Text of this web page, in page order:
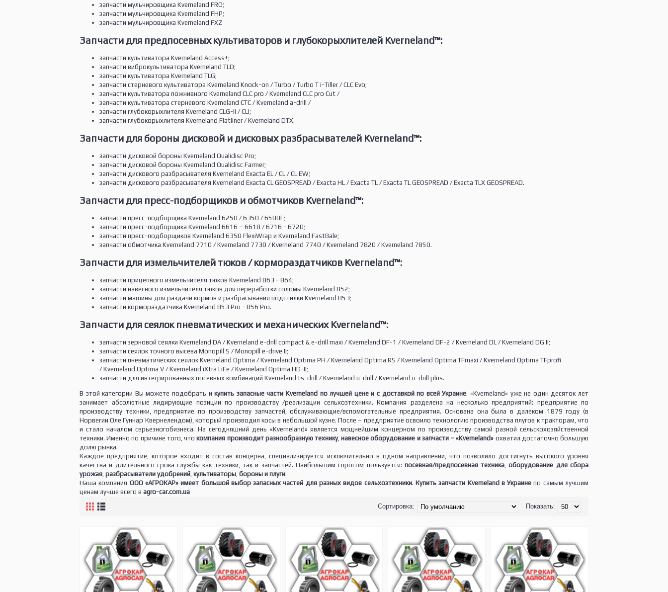
запчасти мульчировщика Kverneland FRO;
запчасти мульчировщика Kverneland FHP;
запчасти мульчировщика Kverneland FXZ
Запчасти для предпосевных культиваторов и глубокорыхлителей Kverneland™:
запчасти культиватора Kverneland Access+;
запчасти виброкультиватора Kverneland TLD;
запчасти культиватора Kverneland TLG;
запчасти стерневого культиватора Kverneland Knock-on / Turbo / Turbo T i-Tiller / CLC Evo;
запчасти культиватора пожнивного Kverneland CLC pro / Kverneland CLC pro Cut /
запчасти культиватора стерневого Kverneland CTC / Kverneland a-drill /
запчасти глубокорыхлителя Kverneland CLG-II / CLI;
запчасти глубокорыхлителя Kverneland Flatliner / Kverneland DTX.
Запчасти для бороны дисковой и дисковых разбрасывателей Kverneland™:
запчасти дисковой бороны Kverneland Qualidisc Pro;
запчасти дисковой бороны Kverneland Qualidisc Farmer;
запчасти дискового разбрасывателя Kverneland Exacta EL / CL / CL EW;
запчасти дискового разбрасывателя Kverneland Exacta CL GEOSPREAD / Exacta HL / Exacta TL / Exacta TL GEOSPREAD / Exacta TLX GEOSPREAD.
Запчасти для пресс-подборщиков и обмотчиков Kverneland™:
запчасти пресс-подборщика Kverneland 6250 / 6350 / 6500F;
запчасти пресс-подборщика Kverneland 6616 – 6618 / 6716 - 6720;
запчасти пресс-подборщиков Kverneland 6350 FlexiWrap и Kverneland FastBale;
запчасти обмотчика Kverneland 7710 / Kverneland 7730 / Kverneland 7740 / Kverneland 7820 / Kverneland 7850.
Запчасти для измельчителей тюков / кормораздатчиков Kverneland™:
запчасти прицепного измельчителя тюков Kverneland 863 - 864;
запчасти навесного измельчителя тюков для переработки соломы Kverneland 852;
запчасти машины для раздачи кормов и разбрасывания подстилки Kverneland 853;
запчасти кормораздатчика Kverneland 853 Pro - 856 Pro.
Запчасти для сеялок пневматических и механических Kverneland™:
запчасти зерновой сеялки Kverneland DA / Kverneland e-drill compact & e-drill maxi / Kverneland DF-1 / Kverneland DF-2 / Kverneland DL / Kverneland DG II;
запчасти сеялок точного высева Monopill S / Monopill e-drive II;
запчасти пневматических сеялок Kverneland Optima / Kverneland Optima PH / Kverneland Optima RS / Kverneland Optima TFmaxi / Kverneland Optima TFprofi
/ Kverneland Optima V / Kverneland iXtra LiFe / Kverneland Optima HD-II;
запчасти для интегрированных посевных комбинаций Kverneland ts-drill / Kverneland u-drill / Kverneland u-drill plus.
В этой категории Вы можете подобрать икупить запасные части Kverneland по лучшей цене и с доставкой по всей Украине. «Kverneland» уже не один десяток лет
занимает абсолютные лидирующие позиции по производству /реализации сельхозтехники. Компания разделена на несколько предприятий: предприятие по
производству техники, предприятие по производству запчастей, обслуживающие/вспомогательные предприятия. Основана она была в далеком 1879 году (в
Норвегии Оле Гуннар Квернелендом), который производил косы в небольшой кузне. После – предприятие освоило технологию производства плугов к тракторам, что
и стало началом серьезногобизнеса. На сегодняшний день «Kverneland» является мощнейшим концерном по производству самой разной сельскохозяйственной
техники. Именно по причине того, чтокомпания производит разнообразную технику,навесное оборудование и запчасти – «Kverneland» охватил достаточно большую
долю рынка.
Каждое предприятие, которое входит в состав концерна, специализируется исключительно в одном направлении, что позволило достигнуть высокого уровня
качества и длительного срока службы как техники, так и запчастей. Наибольшим спросом пользуется: посевная/предпосевная техника,оборудование для сбора
урожая, разбрасыватели удобрений, культиваторы, бороны и плуги.
Наша компания ООО «АГРОКАР» имеет большой выбор запасных частей для разных видов сельхозтехники. Купить запчасти Kverneland в Украине по самым лучшим
ценам лучше всего в agro-car.com.ua
Показать:
Сортировка: